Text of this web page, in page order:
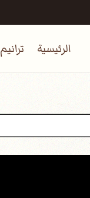
الرئيسية ترانيم